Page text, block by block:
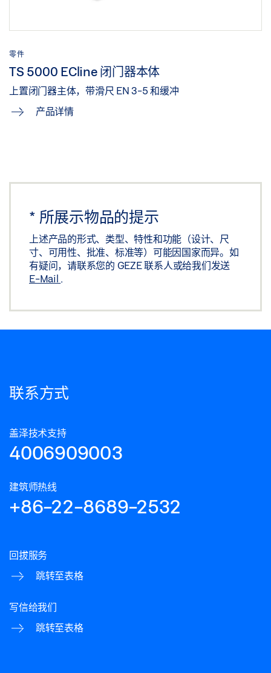
零件
TS 5000 ECline 闭门器本体
上置闭门器主体，带滑尺 EN 3-5 和缓冲
产品详情
* 所展示物品的提示
上述产品的形式、类型、特性和功能（设计、尺
寸、可用性、批准、标准等）可能因国家而异。如
有疑问，请联系您的 GEZE 联系人或给我们发送
E-Mail .
联系方式
盖泽技术支持
4006909003
建筑师热线
+86-22-8689-2532
回拔服务
跳转至表格
写信给我们
跳转至表格